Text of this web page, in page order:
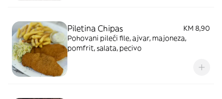
Piletina Chipas
KM 8,90
Pohovani pileći file, ajvar, majoneza,
pomfrit, salata, pecivo